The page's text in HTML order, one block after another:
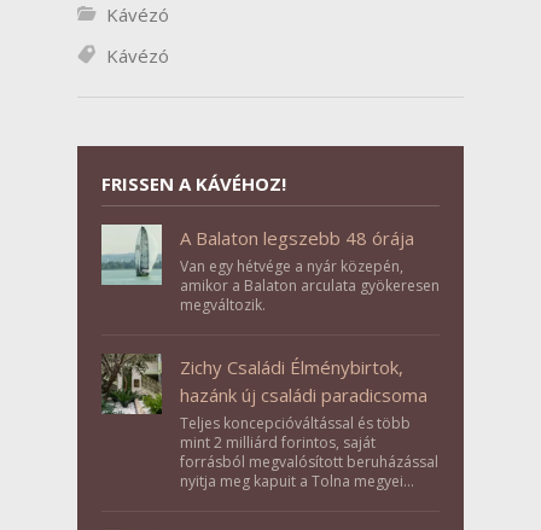
Kávézó
Kávézó
FRISSEN A KÁVÉHOZ!
A Balaton legszebb 48 órája
Van egy hétvége a nyár közepén,
amikor a Balaton arculata gyökeresen
megváltozik.
Zichy Családi Élménybirtok,
hazánk új családi paradicsoma
Teljes koncepcióváltással és több
mint 2 milliárd forintos, saját
forrásból megvalósított beruházással
nyitja meg kapuit a Tolna megyei